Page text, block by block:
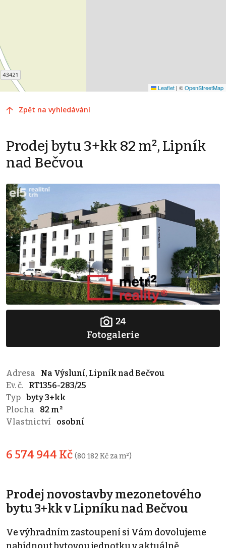
Leaflet | ©OpenStreetMap
Zpět na vyhledávání
Prodej bytu 3+kk 82 m², Lipník
nad Bečvou
24
Fotogalerie
Adresa
Na Výsluní, Lipník nad Bečvou
Ev. č.
RT1356-283/25
Typ byty 3+kk
Plocha
82 m²
Vlastnictví
osobní
6 574 944 Kč (80 182 Kč za m²)
Prodej novostavby mezonetového
bytu 3+kk v Lipníku nad Bečvou
Ve výhradním zastoupení si Vám dovolujeme
nabídnout bytovou jednotku v aktuálně